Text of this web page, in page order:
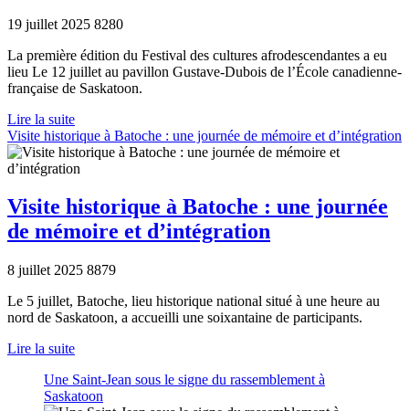
19 juillet 2025 8280
La première édition du Festival des cultures afrodescendantes a eu
lieu Le 12 juillet au pavillon Gustave-Dubois de l’École canadienne-
française de Saskatoon.
Lire la suite
Visite historique à Batoche : une journée de mémoire et d’intégration
Visite historique à Batoche : une journée
de mémoire et d’intégration
8 juillet 2025 8879
Le 5 juillet, Batoche, lieu historique national situé à une heure au
nord de Saskatoon, a accueilli une soixantaine de participants.
Lire la suite
Une Saint-Jean sous le signe du rassemblement à
Saskatoon